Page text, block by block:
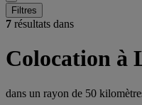
Filtres
7 résultats dans
Colocation à
dans un rayon de 50